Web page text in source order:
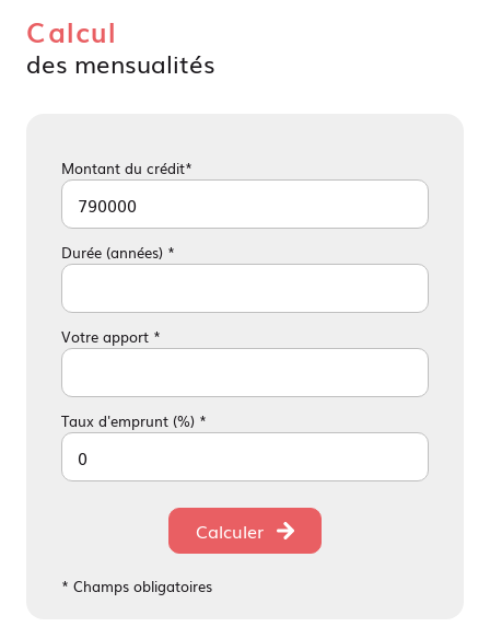
Calcul
des mensualités
Montant du crédit*
Durée (années) *
Votre apport *
Taux d'emprunt (%) *
Calculer
* Champs obligatoires